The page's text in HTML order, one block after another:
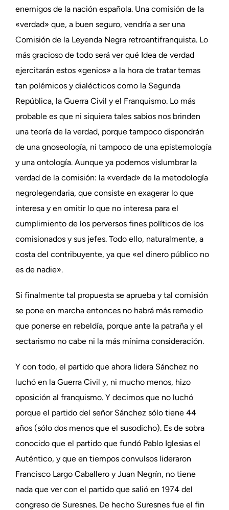
enemigos de la nación española. Una comisión de la
«verdad» que, a buen seguro, vendría a ser una
Comisión de la Leyenda Negra retroantifranquista. Lo
más gracioso de todo será ver qué Idea de verdad
ejercitarán estos «genios» a la hora de tratar temas
tan polémicos y dialécticos como la Segunda
República, la Guerra Civil y el Franquismo. Lo más
probable es que ni siquiera tales sabios nos brinden
una teoría de la verdad, porque tampoco dispondrán
de una gnoseología, ni tampoco de una epistemología
y una ontología. Aunque ya podemos vislumbrar la
verdad de la comisión: la «verdad» de la metodología
negrolegendaria, que consiste en exagerar lo que
interesa y en omitir lo que no interesa para el
cumplimiento de los perversos fines políticos de los
comisionados y sus jefes. Todo ello, naturalmente, a
costa del contribuyente, ya que «el dinero público no
es de nadie».
Si finalmente tal propuesta se aprueba y tal comisión
se pone en marcha entonces no habrá más remedio
que ponerse en rebeldía, porque ante la patraña y el
sectarismo no cabe ni la más mínima consideración.
Y con todo, el partido que ahora lidera Sánchez no
luchó en la Guerra Civil y, ni mucho menos, hizo
oposición al franquismo. Y decimos que no luchó
porque el partido del señor Sánchez sólo tiene 44
años (sólo dos menos que el susodicho). Es de sobra
conocido que el partido que fundó Pablo Iglesias el
Auténtico, y que en tiempos convulsos lideraron
Francisco Largo Caballero y Juan Negrín, no tiene
nada que ver con el partido que salió en 1974 del
congreso de Suresnes. De hecho Suresnes fue el fin